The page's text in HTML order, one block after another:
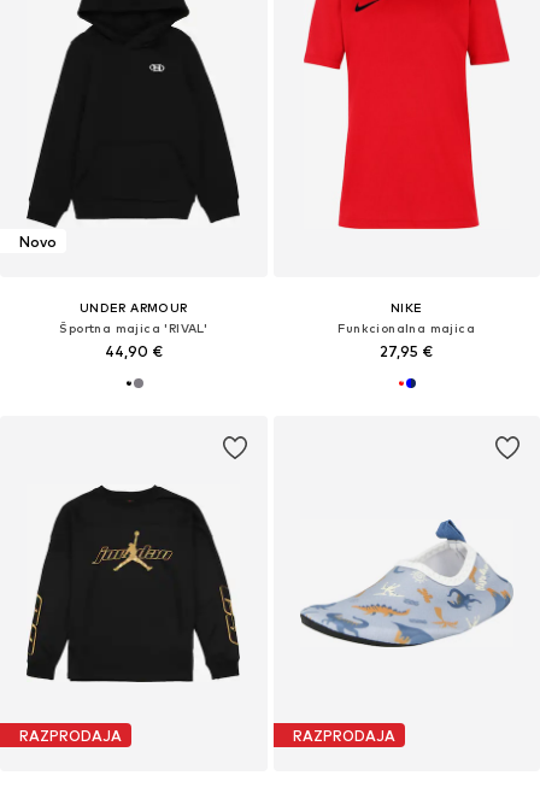
Novo
UNDER ARMOUR
Športna majica 'RIVAL'
44,90 €
NIKE
Funkcionalna majica
27,95 €
RAZPRODAJA RAZPRODAJA